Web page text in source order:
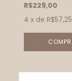
R$229,00
4 x de R$57,25